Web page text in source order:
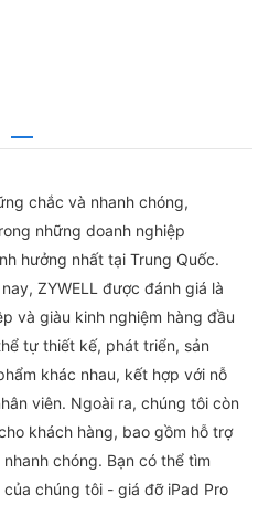
chắc và nhanh chóng,
những doanh nghiệp
hưởng nhất tại Trung Quốc.
ZYWELL được đánh giá là
và giàu kinh nghiệm hàng đầu
tự thiết kế, phát triển, sản
khác nhau, kết hợp với nỗ
viên. Ngoài ra, chúng tôi còn
khách hàng, bao gồm hỗ trợ
chóng. Bạn có thể tìm
chúng tôi - giá đỡ iPad Pro